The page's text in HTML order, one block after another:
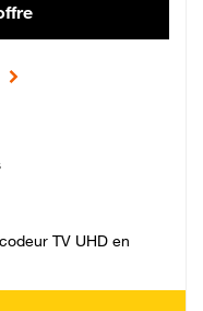
TV UHD en